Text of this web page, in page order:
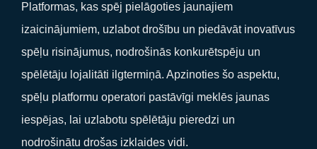
Platformas, kas spēj pielāgoties jaunajiem
izaicinājumiem, uzlabot drošību un piedāvāt inovatīvus
spēļu risinājumus, nodrošinās konkurētspēju un
spēlētāju lojalitāti ilgtermiņā. Apzinoties šo aspektu,
spēļu platformu operatori pastāvīgi meklēs jaunas
iespējas, lai uzlabotu spēlētāju pieredzi un
nodrošinātu drošas izklaides vidi.